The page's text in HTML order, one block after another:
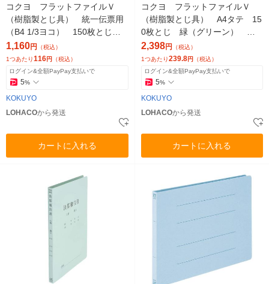
コクヨ フラットファイルＶ
（樹脂製とじ具） 統一伝票用
（B4 1/3ヨコ） 150枚とじ
青（ブルー） フ-V49B 1袋
（10冊入）
1,160円 （税込）
1つあたり116円 （税込）
ログイン&全額PayPay支払いで
5%
KOKUYO
LOHACOから発送
カートに入れる
コクヨ フラットファイルＶ
（樹脂製とじ具） A4タテ 15
0枚とじ 緑（グリーン） フ-
V10-3G 1箱（30冊）
2,398円 （税込）
1つあたり239.8円 （税込）
ログイン&全額PayPay支払いで
5%
KOKUYO
LOHACOから発送
カートに入れる